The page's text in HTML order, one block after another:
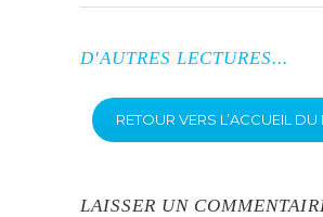
D'AUTRES LECTURES...
RETOUR VERS L’ACCUEIL
LAISSER UN